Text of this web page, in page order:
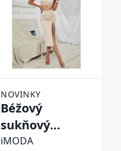
NOVINKY
Béžový
sukňový
komplet
iMODA